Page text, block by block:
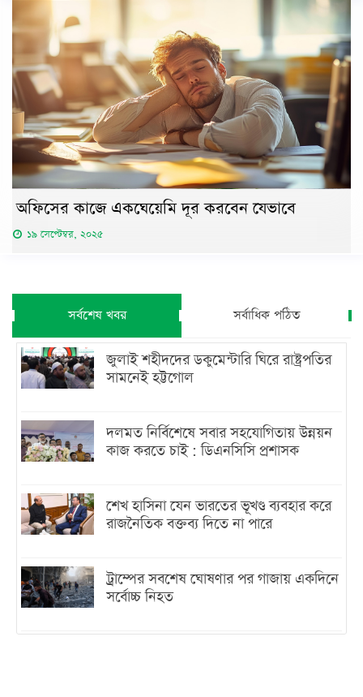
অফিসের কাজে একঘেয়েমি দূর করবেন যেভাবে
১৯ সেপ্টেম্বর, ২০২৫
সর্বশেষ খবর সর্বাধিক পঠিত
জুলাই শহীদদের ডকুমেন্টারি ঘিরে রাষ্ট্রপতির
সামনেই হট্টগোল
দলমত নির্বিশেষে সবার সহযোগিতায় উন্নয়ন
কাজ করতে চাই : ডিএনসিসি প্রশাসক
শেখ হাসিনা যেন ভারতের ভূখণ্ড ব্যবহার করে
রাজনৈতিক বক্তব্য দিতে না পারে
ট্রাম্পের সবশেষ ঘোষণার পর গাজায় একদিনে
সর্বোচ্চ নিহত